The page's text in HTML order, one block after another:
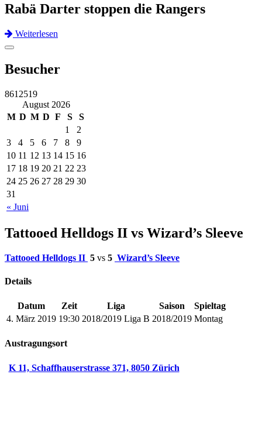
Rabä Darter stoppen die Rangers
Weiterlesen
Previous
Next
Toggle
Besucher
8612519
August 2026
M D M D F S S
« Juni
1
2
3
4 5 6 7 8
9
10 11 12 13 14 15 16
17 18 19 20 21 22 23
24 25 26 27 28 29 30
31
Tattooed Helldogs II vs Wizard’s Sleeve
Tattooed Helldogs II 5 vs 5 Wizard’s Sleeve
Details
Datum Zeit Liga Saison
Spieltag
4. März 2019 19:30 2018/2019 Liga B 2018/2019 Montag
Austragungsort
K 11, Schaffhauserstrasse 371, 8050 Zürich